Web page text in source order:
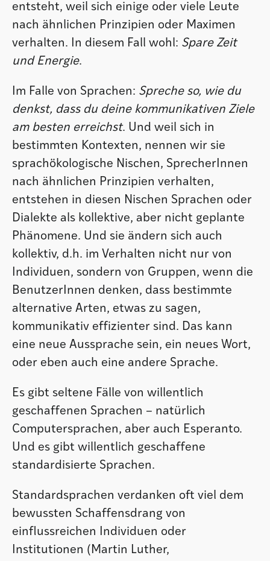
entsteht, weil sich einige oder viele Leute
nach ähnlichen Prinzipien oder Maximen
verhalten. In diesem Fall wohl: Spare Zeit
und Energie.
Im Falle von Sprachen: Spreche so, wie du
denkst, dass du deine kommunikativen Ziele
am besten erreichst. Und weil sich in
bestimmten Kontexten, nennen wir sie
sprachökologische Nischen, SprecherInnen
nach ähnlichen Prinzipien verhalten,
entstehen in diesen Nischen Sprachen oder
Dialekte als kollektive, aber nicht geplante
Phänomene. Und sie ändern sich auch
kollektiv, d.h. im Verhalten nicht nur von
Individuen, sondern von Gruppen, wenn die
BenutzerInnen denken, dass bestimmte
alternative Arten, etwas zu sagen,
kommunikativ effizienter sind. Das kann
eine neue Aussprache sein, ein neues Wort,
oder eben auch eine andere Sprache.
Es gibt seltene Fälle von willentlich
geschaffenen Sprachen – natürlich
Computersprachen, aber auch Esperanto.
Und es gibt willentlich geschaffene
standardisierte Sprachen.
Standardsprachen verdanken oft viel dem
bewussten Schaffensdrang von
einflussreichen Individuen oder
Institutionen (Martin Luther,